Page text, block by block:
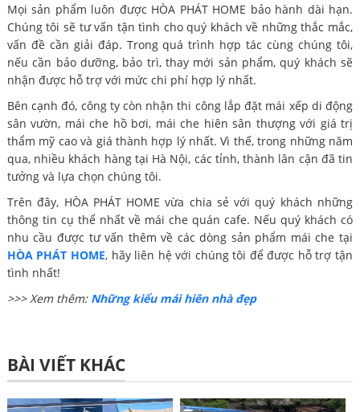
Mọi sản phẩm luôn được HÒA PHÁT HOME bảo hành dài hạn.
Chúng tôi sẽ tư vấn tận tình cho quý khách về những thắc mắc,
vấn đề cần giải đáp. Trong quá trình hợp tác cùng chúng tôi,
nếu cần bảo dưỡng, bảo trì, thay mới sản phẩm, quý khách sẽ
nhận được hỗ trợ với mức chi phí hợp lý nhất.
Bên cạnh đó, công ty còn nhận thi công lắp đặt mái xếp di động
sân vườn, mái che hồ bơi, mái che hiên sân thượng với giá trị
thẩm mỹ cao và giá thành hợp lý nhất. Vì thế, trong những năm
qua, nhiều khách hàng tại Hà Nội, các tỉnh, thành lân cận đã tin
tưởng và lựa chọn chúng tôi.
Trên đây, HÒA PHÁT HOME vừa chia sẻ với quý khách những
thông tin cụ thể nhất về mái che quán cafe. Nếu quý khách có
nhu cầu được tư vấn thêm về các dòng sản phẩm mái che tại
HÒA PHÁT HOME, hãy liên hệ với chúng tôi để được hỗ trợ tận
tình nhất!
>>> Xem thêm: Những kiểu mái hiên nhà đẹp
BÀI VIẾT KHÁC